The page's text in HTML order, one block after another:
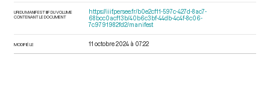
URI DU MANIFEST IIIF DU VOLUME
CONTENANT LE DOCUMENT
https://iiif.persee.fr/b0e2cf11-597c-427d-8ac7-
68bcc0acf13b/40b6c3bf-44db-4c4f-8c06-
7c9791982fd2/manifest
MODIFIÉ LE 11 octobre 2024 à 07:22